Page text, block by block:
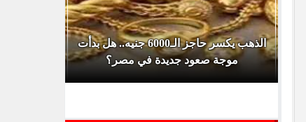
الذهب يكسر حاجز الـ6000 جنيه.. هل بدأت
موجة صعود جديدة في مصر؟